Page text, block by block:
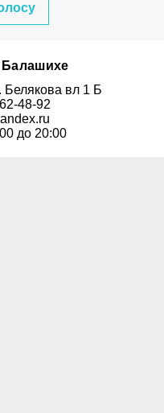
Балашихе
вл 1 Б
48-92
до 20:00